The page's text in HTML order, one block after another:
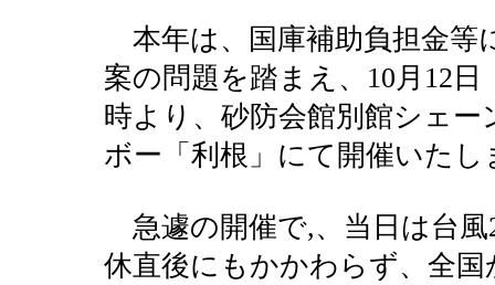
本年は、国庫補助負担金等
案の問題を踏まえ、10月12日
時より、砂防会館別館シェー
ボー「利根」にて開催いたし
急遽の開催で,、当日は台風
休直後にもかかわらず、全国